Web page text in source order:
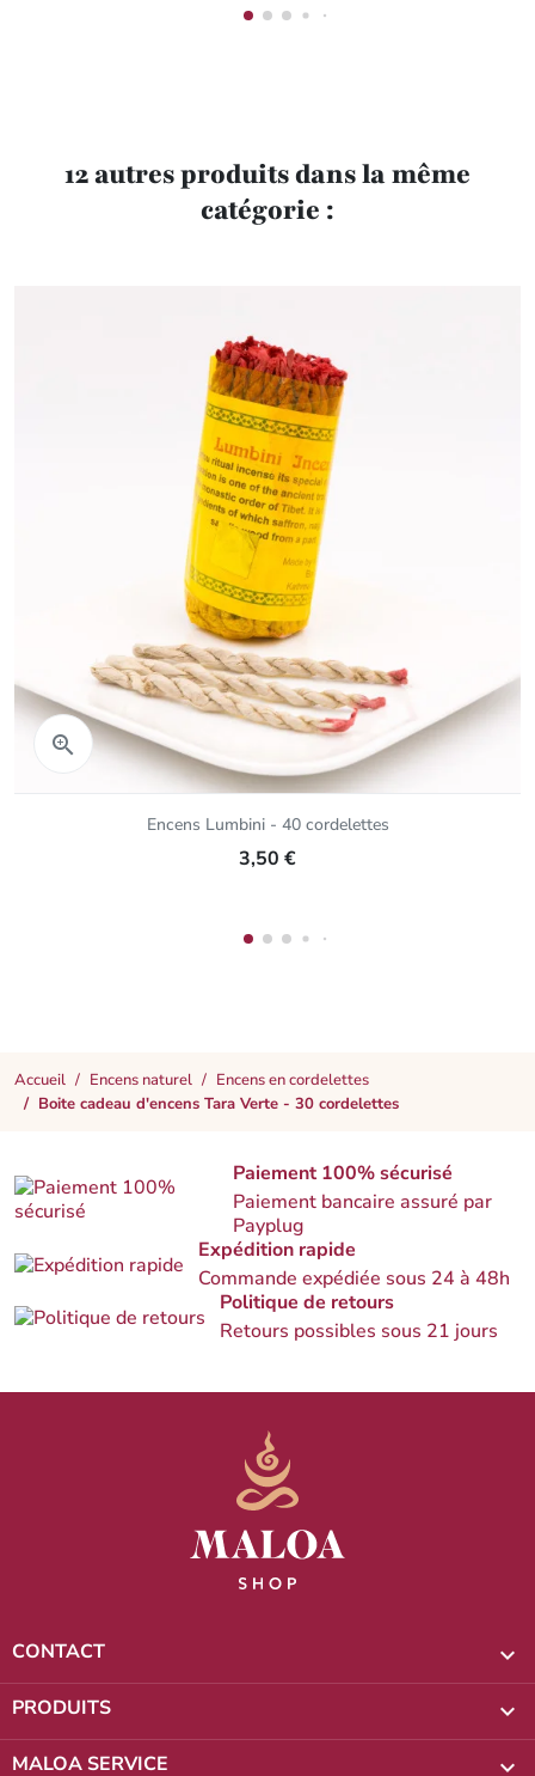
12 autres produits dans la même
catégorie :
 Aperçu rapide
Encens Lumbini - 40 cordelettes
3,50 €
Accueil Encens naturel
Encens en cordelettes
Boite cadeau d'encens Tara Verte - 30 cordelettes
Paiement 100% sécurisé
Paiement bancaire assuré par
Payplug
Expédition rapide
Commande expédiée sous 24 à 48h
Politique de retours
Retours possibles sous 21 jours
CONTACT 
PRODUITS 
MALOA SERVICE 